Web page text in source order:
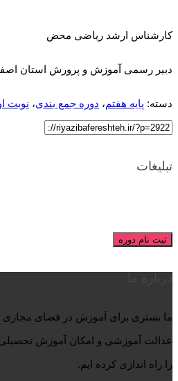
کارشناس ارشد ریاضی محض
دبیر رسمی آموزش و پرورش استان
دسته: پایه هفتم، دوره جمع بندی، نوبت
تبلیغات
ثبت نام دوره
ما بستری برای آموزش در فضای
عدالت آموزشی و امکان آموزش
را راه اندازی کرده ایم.